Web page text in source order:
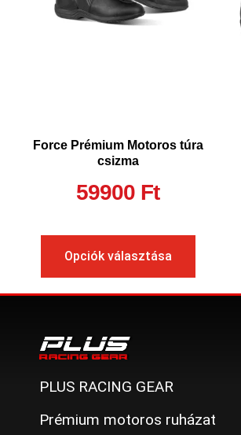
Force Prémium Motoros túra
csizma
59900 Ft
Opciók választása
PLUS RACING GEAR
Prémium motoros ruházat